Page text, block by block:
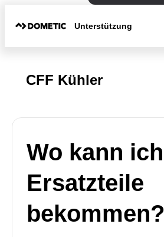
Unterstützung
CFF Kühler
Wo kann ich
Ersatzteile
bekommen?